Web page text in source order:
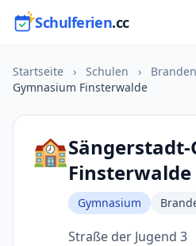
Schulferien.cc
Startseite › Schulen ›
Gymnasium Finsterwalde
🏫
Finsterwalde
Gymnasium
Straße der Jugend 3